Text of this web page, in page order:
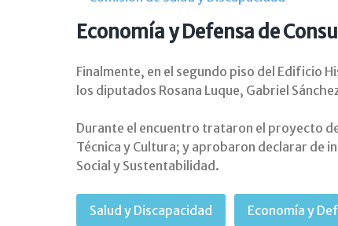
Economía y Defensa de
Finalmente, en el segundo piso del Edificio
los diputados Rosana Luque, Gabriel
Durante el encuentro trataron el proyecto
Técnica y Cultura; y aprobaron declarar de
Social y Sustentabilidad.
Salud y Discapacidad Economía y